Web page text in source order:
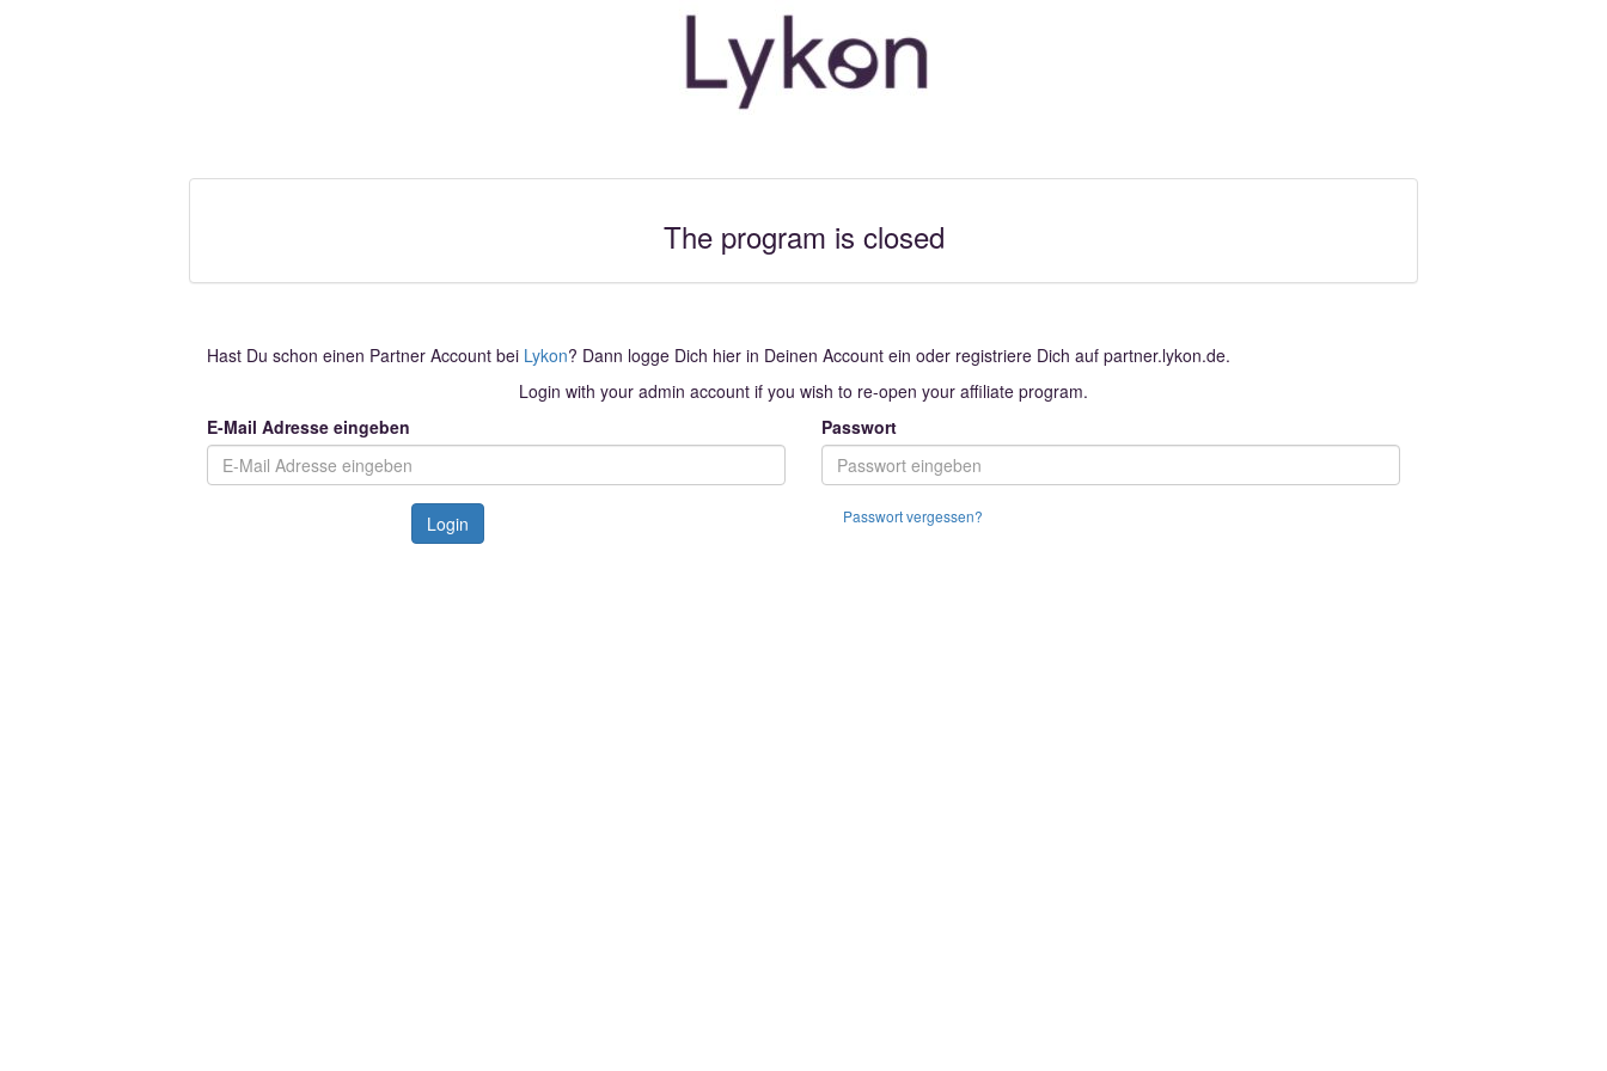
The program is closed
Hast Du schon einen Partner Account bei Lykon? Dann logge Dich hier in Deinen Account ein oder registriere Dich auf partner.lykon.de.
Login with your admin account if you wish to re-open your affiliate program.
E-Mail Adresse eingeben
Passwort
Login Passwort vergessen?